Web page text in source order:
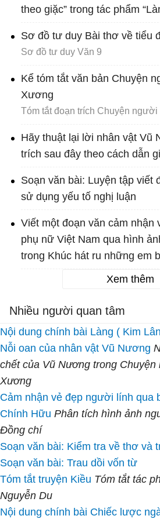
theo giặc” trong tác phẩm
Sơ đồ tư duy Bài thơ về tiểu
Sơ đồ tư duy Văn 9
Kể tóm tắt văn bản Chuyện
Xương
Tóm tắt đoạn trích Chuyện
Hãy thuật lại lời nhân vật Vũ
trích sau đây theo cách dẫn
Soạn văn bài: Luyện tập viết
sử dụng yếu tố nghị luận
Viết một đoạn văn cảm nhận
phụ nữ Việt Nam qua hình
trong Khúc hát ru những em
Xem thêm
Nhiều người quan tâm
Nội dung chính bài Làng ( Kim
Nỗi oan của nhân vật Vũ Nương
chết của Vũ Nương trong
Xương
Cảm nhận vẻ đẹp người lính qua
Chính Hữu Phân tích hình ảnh
Đồng chí
Soạn văn bài: Kiểm tra về thơ và
Soạn văn bài: Trau dồi vốn từ
Tóm tắt truyện Kiều Tóm tắt tác
Nguyễn Du
Nội dung chính bài Chiếc lược